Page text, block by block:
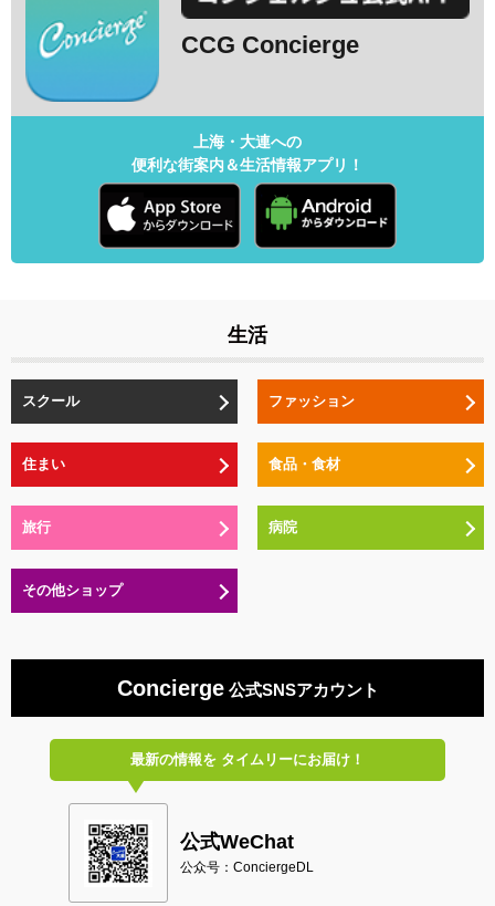
CCG Concierge
上海・大連への
便利な街案内＆生活情報アプリ！
生活
スクール ファッション
住まい 食品・食材
旅行 病院
その他ショップ
Concierge公式SNSアカウント
最新の情報をタイムリーにお届け！
公式WeChat
公众号：ConciergeDL